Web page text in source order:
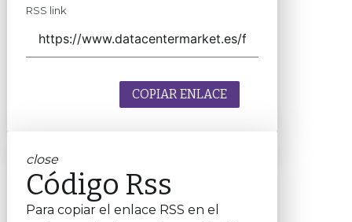
RSS link
COPIAR ENLACE
close
Código Rss
Para copiar el enlace RSS en el